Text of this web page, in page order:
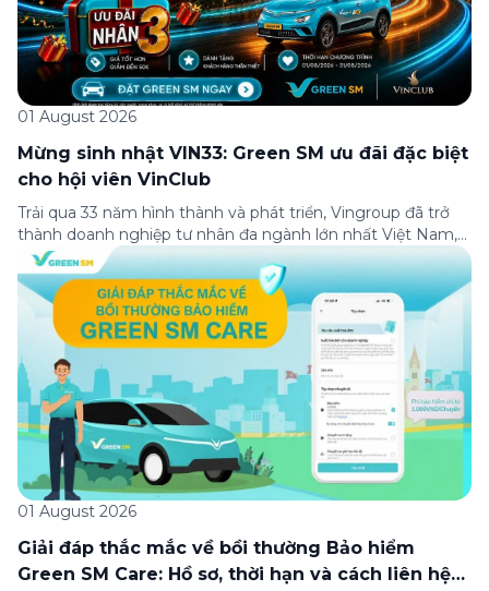
01 August 2026
Mừng sinh nhật VIN33: Green SM ưu đãi đặc biệt
cho hội viên VinClub
Trải qua 33 năm hình thành và phát triển, Vingroup đã trở
thành doanh nghiệp tư nhân đa ngành lớn nhất Việt Nam,
lọt Top 30 doanh nghiệp lớn nhất Đông Nam Á theo bảng
xếp hạng của Tạp chí Fortune (Mỹ). Nhân kỷ niệm 33 năm
thành lập (8/8/1993 đến 8/8/2026), Green SM trân […]
01 August 2026
Giải đáp thắc mắc về bồi thường Bảo hiểm
Green SM Care: Hồ sơ, thời hạn và cách liên hệ